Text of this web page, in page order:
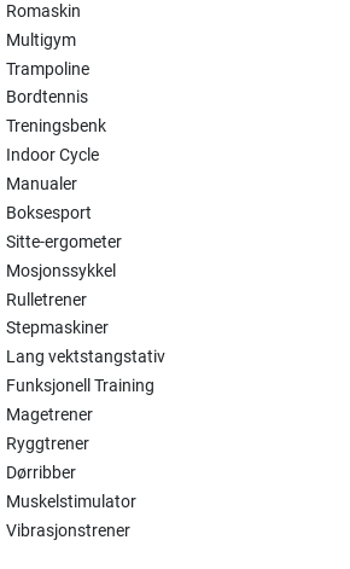
Romaskin
Multigym
Trampoline
Bordtennis
Treningsbenk
Indoor Cycle
Manualer
Boksesport
Sitte-ergometer
Mosjonssykkel
Rulletrener
Stepmaskiner
Lang vektstangstativ
Funksjonell Training
Magetrener
Ryggtrener
Dørribber
Muskelstimulator
Vibrasjonstrener